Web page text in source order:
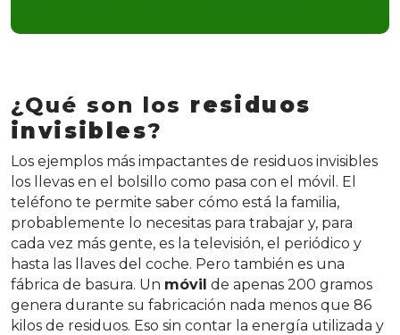
¿Qué son los residuos
invisibles?
Los ejemplos más impactantes de residuos invisibles
los llevas en el bolsillo como pasa con el móvil. El
teléfono te permite saber cómo está la familia,
probablemente lo necesitas para trabajar y, para
cada vez más gente, es la televisión, el periódico y
hasta las llaves del coche. Pero también es una
fábrica de basura. Un móvil de apenas 200 gramos
genera durante su fabricación nada menos que 86
kilos de residuos. Eso sin contar la energía utilizada y